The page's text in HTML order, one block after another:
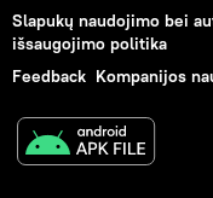
Slapukų naudojimo bei
išsaugojimo politika
Feedback Kompanijos